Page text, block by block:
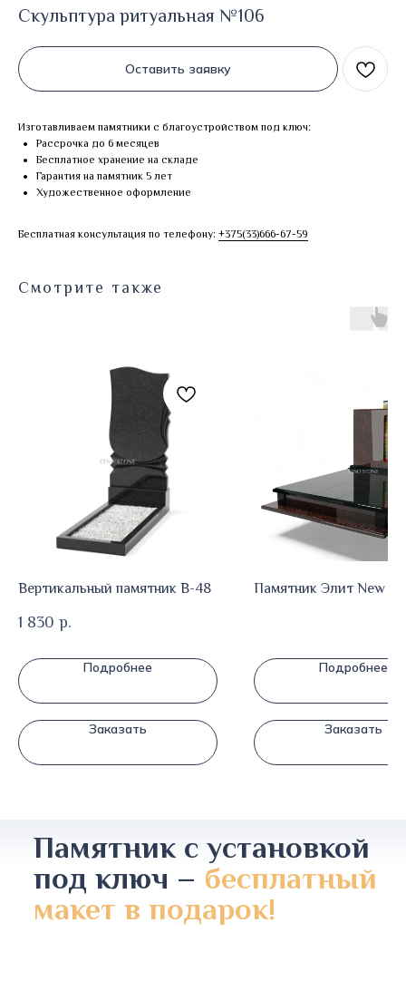
Скульптура ритуальная №106
Оставить заявку
Изготавливаем памятники с благоустройством под ключ:
Рассрочка до 6 месяцев
Бесплатное хранение на складе
Гарантия на памятник 5 лет
Художественное оформление
Бесплатная консультация по телефону: +375(33)666-67-59
Смотрите также
Вертикальный памятник В-48
1 830 р.
Подробнее
Заказать
Памятник Элит New
Подробнее
Заказать
Памятник с установкой
под ключ – бесплатный
макет в подарок!